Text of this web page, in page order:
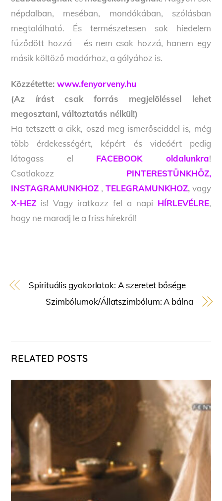
népdalban, meséban, mondókában, szólásban
megtalálható. És természetesen sok hiedelem
fűződött hozzá – és nem csak hozzá, hanem egy
másik költöző madárhoz, a gólyához is.
Közzétette:www.fenyorveny.hu
(Az írást csak forrás megjelöléssel lehet
megosztani, változtatás nélkül!)
Ha tetszett a cikk, oszd meg ismerőseiddel is, még
több érdekességért, képért és videóért pedig
látogass el FACEBOOK oldalunkra!
Csatlakozz PINTERESTÜNKHÖZ,
INSTAGRAMUNKHOZ , TELEGRAMUNKHOZ,vagy
X-HEZ is! Vagy iratkozz fel a napi HÍRLEVÉLRE,
hogy ne maradj le a friss hírekről!
Spirituális gyakorlatok: A szeretet bősége
Szimbólumok/Állatszimbólum: A bálna
RELATED POSTS